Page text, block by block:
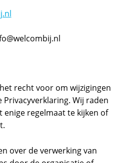
recht voor om wijzigingen
Privacyverklaring. Wij raden
enige regelmaat te kijken of
over de verwerking van